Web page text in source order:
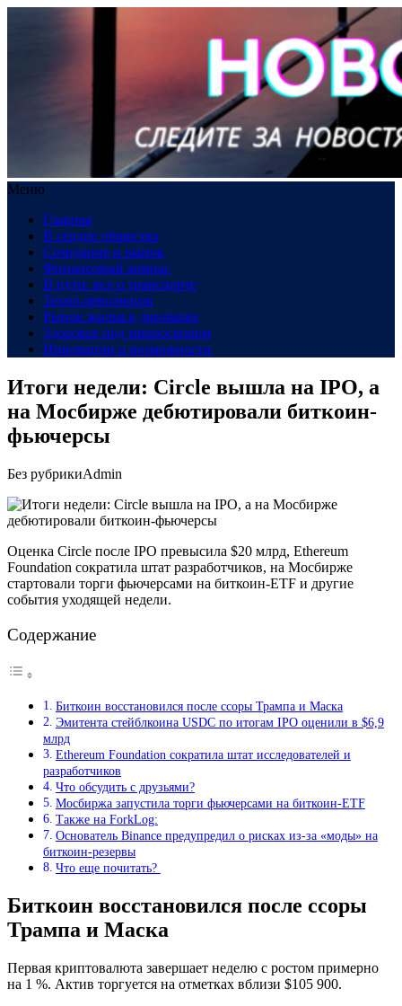
Меню
Главная
В сердце общества
Созидание и рынок
Финансовый компас
В пути: все о транспорте
Техно-революция
Рынок жилья в динамике
Здоровье под микроскопом
Инновации и возможности
Итоги недели: Circle вышла на IPO, а
на Мосбирже дебютировали биткоин-
фьючерсы
Без рубрикиAdmin
Оценка Circle после IPO превысила $20 млрд, Ethereum
Foundation сократила штат разработчиков, на Мосбирже
стартовали торги фьючерсами на биткоин-ETF и другие
события уходящей недели.
Содержание
Биткоин восстановился после ссоры Трампа и Маска
Эмитента стейблкоина USDC по итогам IPO оценили в $6,9
млрд
Ethereum Foundation сократила штат исследователей и
разработчиков
Что обсудить с друзьями?
Мосбиржа запустила торги фьючерсами на биткоин-ETF
Также на ForkLog:
Основатель Binance предупредил о рисках из-за «моды» на
биткоин-резервы
Что еще почитать?
Биткоин восстановился после ссоры
Трампа и Маска
Первая криптовалюта завершает неделю с ростом примерно
на 1 %. Актив торгуется на отметках вблизи $105 900.